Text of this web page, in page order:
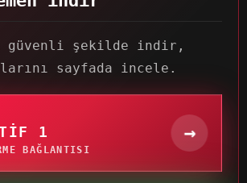
güvenli şekilde indir,
sayfada incele.
1
BAĞLANTISI
→